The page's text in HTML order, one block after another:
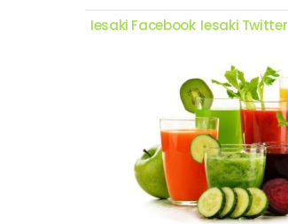
Iesaki Facebook Iesaki Twitter